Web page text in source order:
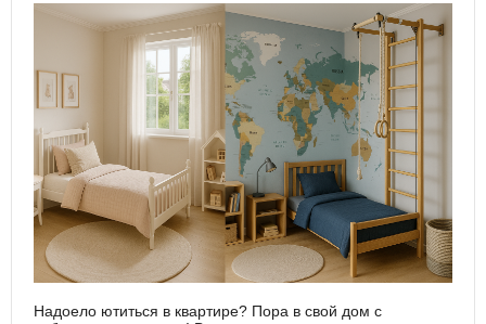
Надоело ютиться в квартире? Пора в свой дом с